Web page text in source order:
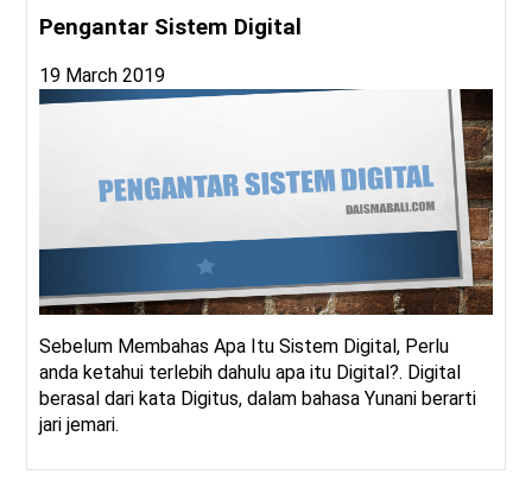
Pengantar Sistem Digital
19 March 2019
Sebelum Membahas Apa Itu Sistem Digital, Perlu
anda ketahui terlebih dahulu apa itu Digital?. Digital
berasal dari kata Digitus, dalam bahasa Yunani berarti
jari jemari.